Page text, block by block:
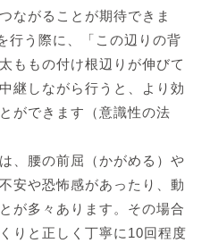
ながることが期待できま
行う際に、「この辺りの背
ももの付け根辺りが伸びて
継しながら行うと、より効
ができます（意識性の法
、腰の前屈（かがめる）や
安や恐怖感があったり、動
が多々あります。その場合
りと正しく丁寧に10回程度